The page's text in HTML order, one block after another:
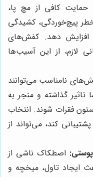
حمایت کافی از مچ پا،
پیچ‌خوردگی، کشیدگی
دهد. کفش‌های
لازم، از این آسیب‌ها
نامناسب می‌توانند
تاثیر گذاشته و منجر به
فقرات شوند. انتخاب
کند، می‌تواند از
اصطکاک ناشی از
ایجاد تاول، میخچه و